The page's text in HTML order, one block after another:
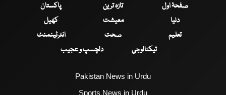
صفحۂ اول تازہ ترین
پاکستان
دنیا
معیشت
کھیل
تعلیم
صحت
انٹرٹینمنٹ
ٹیکنالوجی
دلچسپ و عجیب
Pakistan News in Urdu
Sports News in Urdu